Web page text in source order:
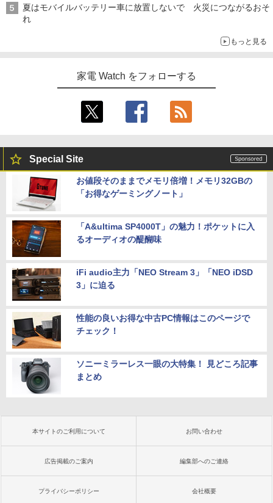
夏はモバイルバッテリー車に放置しないで 火災につながるおそ
れ
もっと見る
家電 Watch をフォローする
Special Site
お値段そのままでメモリ倍増！メモリ32GBの
「お得なゲーミングノート」
「A&ultima SP4000T」の魅力！ポケットに入
るオーディオの醍醐味
iFi audio主力「NEO Stream 3」「NEO iDSD
3」に迫る
性能の良いお得な中古PC情報はこのページで
チェック！
ソニーミラーレス一眼の大特集！ 見どころ記事
まとめ
本サイトのご利用について お問い合わせ
広告掲載のご案内 編集部へのご連絡
プライバシーポリシー 会社概要